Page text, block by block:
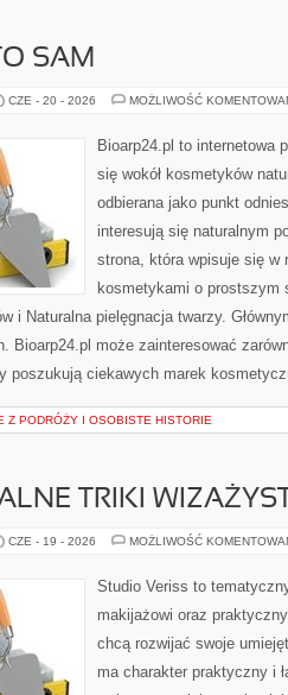
SAM
CZE - 20 - 2026 MOŻLIWOŚĆ
Bioarp24.pl to internetowa
się wokół kosmetyków
odbierana jako punkt
interesują się naturalnym
strona, która wpisuje się w
kosmetykami o prostszym
i Naturalna pielęgnacja twarzy.
Bioarp24.pl może zainteresować
poszukują ciekawych marek
Z PODRÓŻY I OSOBISTE HISTORIE
TRIKI
CZE - 19 - 2026 MOŻLIWOŚĆ
Studio Veriss to
makijażowi oraz
chcą rozwijać swoje
ma charakter praktyczny i